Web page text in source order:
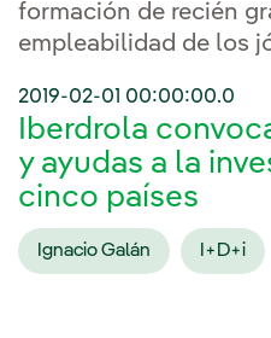
formación de recién
empleabilidad de los
2019-02-01 00:00:00.0
Iberdrola
y ayudas a la
cinco países
Ignacio Galán I+D+i